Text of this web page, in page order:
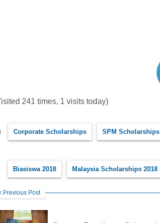
241 times, 1 visits today)
Corporate Scholarships SPM Scholarships
Biasiswa 2018 Malaysia Scholarships 2018
Previous Post